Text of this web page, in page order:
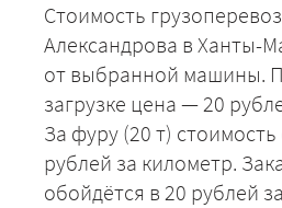
Стоимость
Александрова в Ханты-
от выбранной машины.
загрузке цена — 20
За фуру (20 т) стоимость
рублей за километр.
обойдётся в 20 рублей